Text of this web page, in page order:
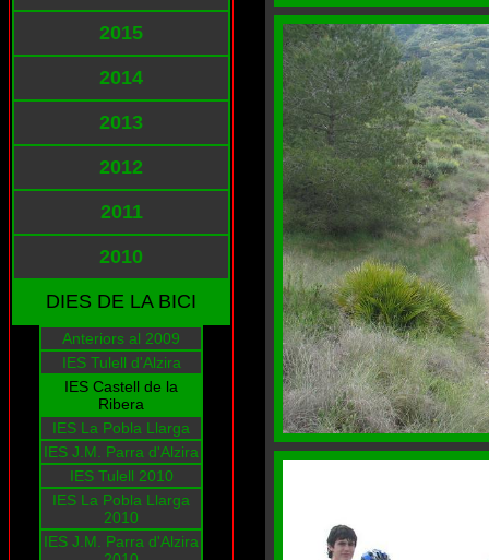
2015
2014
2013
2012
2011
2010
DIES DE LA BICI
Anteriors al 2009
IES Tulell d'Alzira
IES Castell de la
Ribera
IES La Pobla Llarga
IES J.M. Parra d'Alzira
IES Tulell 2010
IES La Pobla Llarga
2010
IES J.M. Parra d'Alzira